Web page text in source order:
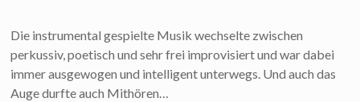
Die instrumental gespielte Musik wechselte zwischen
perkussiv, poetisch und sehr frei improvisiert und war dabei
immer ausgewogen und intelligent unterwegs. Und auch das
Auge durfte auch Mithören…